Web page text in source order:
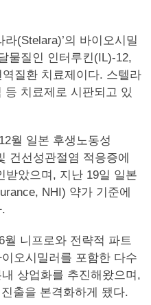
(Stelara)’의 바이오시밀
물질인 인터루킨(IL)-12,
질환 치료제이다. 스텔라
치료제로 시판되고 있
월 일본 후생노동성
건선성관절염 적응증에
받았으며, 지난 19일 일본
NHI) 약가 기준에
니프로와 전략적 파트
오시밀러를 포함한 다수
상업화를 추진해왔으며,
출을 본격화하게 됐다.